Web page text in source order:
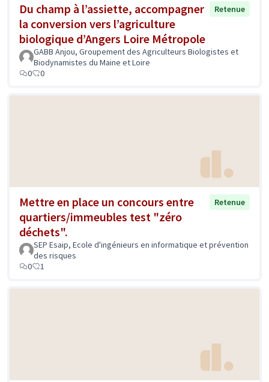
Du champ à l’assiette, accompagner
la conversion vers l’agriculture
biologique d’Angers Loire Métropole
Retenue
GABB Anjou, Groupement des Agriculteurs Biologistes et
Biodynamistes du Maine et Loire
0
0
Mettre en place un concours entre
quartiers/immeubles test "zéro
déchets".
Retenue
SEP Esaip, Ecole d'ingénieurs en informatique et prévention
des risques
0
1